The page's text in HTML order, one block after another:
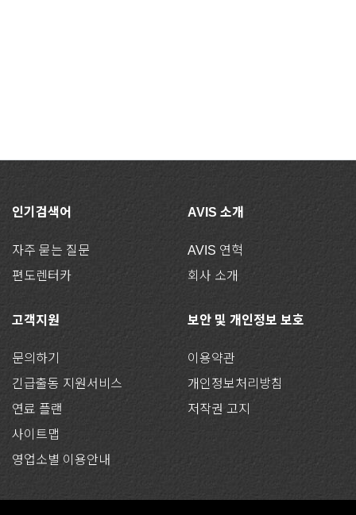
인기검색어
자주 묻는 질문
편도렌터카
AVIS 소개
AVIS 연혁
회사 소개
고객지원
문의하기
긴급출동 지원서비스
연료 플랜
사이트맵
영업소별 이용안내
보안 및 개인정보 보호
이용약관
개인정보처리방침
저작권 고지